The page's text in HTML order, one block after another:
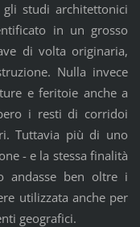
studi architettonici
in un grosso
di volta originaria,
Nulla invece
e feritoie anche a
i resti di corridoi
Tuttavia più di uno
- e la stessa finalità
andasse ben oltre i
utilizzata anche per
geografici.